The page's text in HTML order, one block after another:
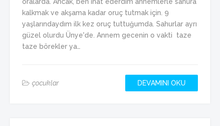
kalkmak ve akşama kadar oruç tutmak için. 9
yaşlarındaydım ilk kez oruç tuttuğumda. Sahurlar ayrı
güzel olurdu Ünye'de. Annem gecenin o vakti taze
taze börekler ya…
çocuklar DEVAMINI OKU